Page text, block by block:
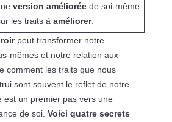
version amélioréede soi-même
les traits à améliorer.
peut transformer notre
mêmes et notre relation aux
comment les traits que nous
sont souvent le reflet de notre
est un premier pas vers une
de soi. Voici quatre secrets